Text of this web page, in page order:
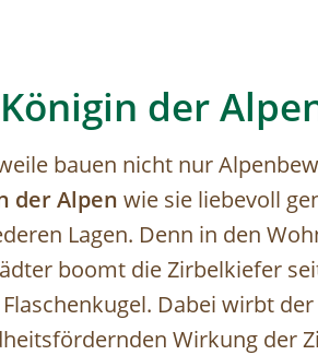
der
bauen nicht nur
der Alpen wie sie liebevoll
Lagen. Denn in den
boomt die Zirbelkiefer
Dabei wirbt
Wirkung der